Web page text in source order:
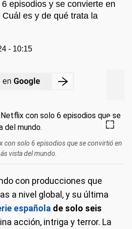
episodios y se convierte en
es y de qué trata la
- 10:15
con solo 6 episodios que se convirtió en
vista del mundo.
con producciones que
a nivel global, y su última
española de solo seis
acción, intriga y terror. La